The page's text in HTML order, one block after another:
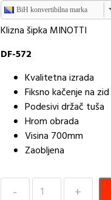
BiH konvertibilna marka
Klizna šipka MINOTTI
DF-572
Kvalitetna izrada
Fiksno kačenje na zid
Podesivi držač tuša
Hrom obrada
Visina 700mm
Zaobljena
Klizna